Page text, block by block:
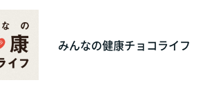
みんなの健康チョコライフ